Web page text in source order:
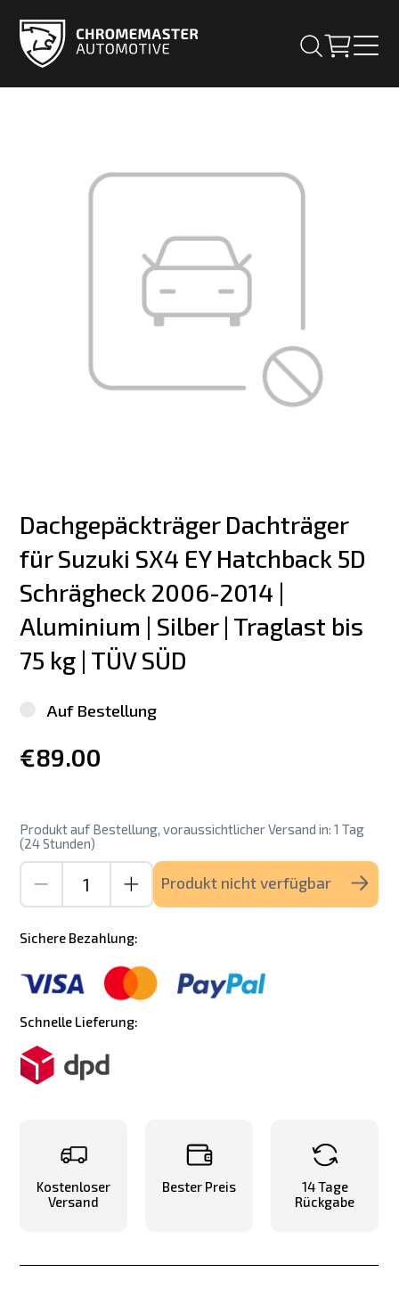
Dachgepäckträger Dachträger
für Suzuki SX4 EY Hatchback 5D
Schrägheck 2006-2014 |
Aluminium | Silber | Traglast bis
75 kg | TÜV SÜD
Auf Bestellung
€89.00
Produkt auf Bestellung, voraussichtlicher Versand in: 1 Tag
(24 Stunden)
Produkt nicht verfügbar
Sichere Bezahlung:
Schnelle Lieferung:
Kostenloser
Versand
Bester Preis
14 Tage
Rückgabe